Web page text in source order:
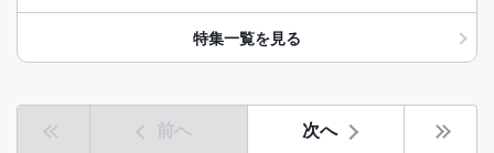
特集一覧を見る
前へ 次へ